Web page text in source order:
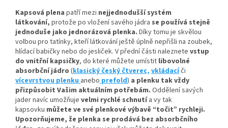
Kapsová plena patří mezi nejjednodušší systém
látkování, protože po vložení savého jádra se používá stejně
jednoduše jako jednorázová plenka. Díky tomu je skvělou
volbou pro tatínky, kteří látkování ještě úplně nepřišli na zoubek,
hlídací babičky nebo do jesliček. V přední části naleznete vstup
do vnitřní kapsičky, do které můžete umístit libovolné
absorbčníjádro (klasický český čtverec, vkládacíči
vícevrstvou plenkuaneboprefold) a plenku tak vždy
přizpůsobit Vašim aktuálním potřebám. Oddělení savých
jader navíc umožňuje velmi rychlé schnutía vy tak
kapsovku můžete ve své plenkové výbavě “točit” rychleji.
Upozorňujeme, že plenka se prodává bez absorbčního